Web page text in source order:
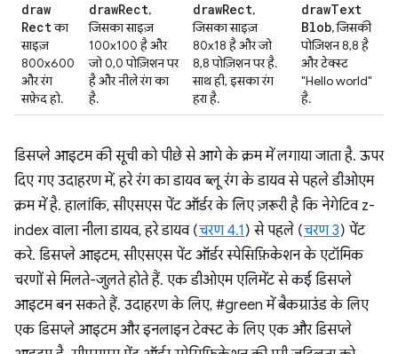
draw
Rectका
साइज़
800x600
और रंग
सफ़ेद हो.
drawRect,
जिसका साइज़
100x100 है और
जो 0,0 पोज़िशन पर
है और नीले रंग का
है.
drawRect,
जिसका साइज़
80x18 है और जो
8,8 पोज़िशन पर है.
साथ ही, इसका रंग
हरा है.
drawText
Blob, जिसकी
पोज़िशन 8,8 है
और टेक्स्ट
"Hello world"
है.
डिसप्ले आइटम की सूची को पीछे से आगे के क्रम में लगाया जाता है. ऊपर
दिए गए उदाहरण में, हरे रंग का डायव ब्लू रंग के डायव से पहले डीओएम
क्रम में है. हालांकि, सीएसएस पेंट ऑर्डर के लिए ज़रूरी है कि नेगेटिव z-
index वाला नीला डायव, हरे डायव (चरण 4.1 ) से पहले (चरण 3) पेंट
करे. डिसप्ले आइटम, सीएसएस पेंट ऑर्डर स्पेसिफ़िकेशन के एटॉमिक
चरणों से मिलते-जुलते होते हैं. एक डीओएम एलिमेंट से कई डिसप्ले
आइटम बन सकते हैं. उदाहरण के लिए, #green में बैकग्राउंड के लिए
एक डिसप्ले आइटम और इनलाइन टेक्स्ट के लिए एक और डिसप्ले